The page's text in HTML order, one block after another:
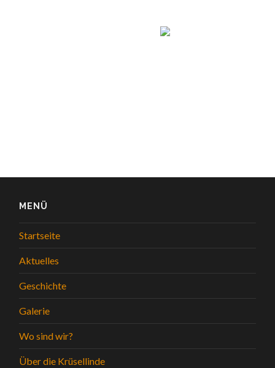
MENÜ
Startseite
Aktuelles
Geschichte
Galerie
Wo sind wir?
Über die Krüsellinde